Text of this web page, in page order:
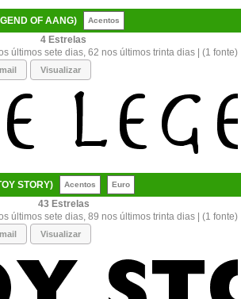
OF AANG) Acentos
4
últimos sete dias, 62 nos últimos trinta dias | (1 fonte)
Visualizar
STORY) Acentos Euro
43
últimos sete dias, 89 nos últimos trinta dias | (1 fonte)
Visualizar